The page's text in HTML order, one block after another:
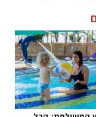
המושלמת: הכל
ברשת הקאנטרי-
חודש מתנה (כולל